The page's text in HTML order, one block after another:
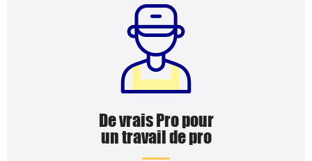
De vrais Pro pour
un travail de pro